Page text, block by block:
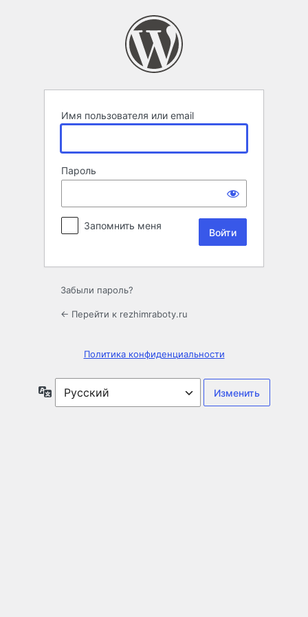
Имя пользователя или email
Пароль
Запомнить меня
Забыли пароль?
← Перейти к rezhimraboty.ru
Политика конфиденциальности
Язык